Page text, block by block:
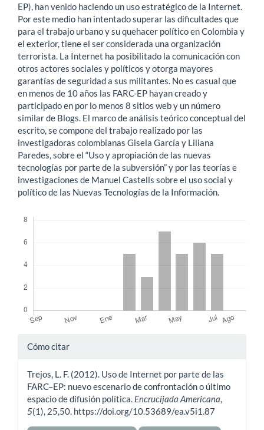
EP), han venido haciendo un uso estratégico de la Internet.
Por este medio han intentado superar las dificultades que
para el trabajo urbano y su quehacer político en Colombia y
el exterior, tiene el ser considerada una organización
terrorista. La Internet ha posibilitado la comunicación con
otros actores sociales y políticos y otorga mayores
garantías de seguridad a sus militantes. No es casual que
en menos de 10 años las FARC-EP hayan creado y
participado en por lo menos 8 sitios web y un número
similar de Blogs. El marco de análisis teórico conceptual del
escrito, se compone del trabajo realizado por las
investigadoras colombianas Gisela García y Liliana
Paredes, sobre el “Uso y apropiación de las nuevas
tecnologías por parte de la subversión” y por las teorías e
investigaciones de Manuel Castells sobre el uso social y
político de las Nuevas Tecnologías de la Información.
Detalles
artículo
Cómo citar
Trejos, L. F. (2012). Uso de Internet por parte de las
FARC–EP: nuevo escenario de confrontación o último
espacio de difusión política. Encrucijada Americana,
5(1), 25,50. https://doi.org/10.53689/ea.v5i1.87